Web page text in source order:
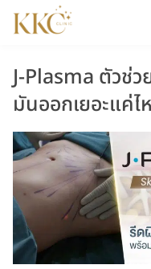
Skip
J-Plasma ตัวช่ว
มันออกเยอะแค่